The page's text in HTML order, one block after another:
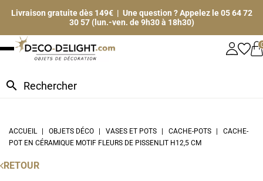
Livraison gratuite dès 149€ | Une question ? Appelez le 05 64 72
30 57 (lun.-ven. de 9h30 à 18h30)
search
ACCUEIL OBJETS DÉCO VASES ET POTS CACHE-POTS
CACHE-
POT EN CÉRAMIQUE MOTIF FLEURS DE PISSENLIT H12,5 CM
RETOUR